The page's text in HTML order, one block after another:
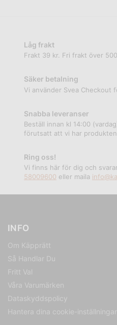
Låg frakt
Frakt 39 kr. Fri frakt över
Säker betalning
Vi använder Svea Checkout
Snabba leveranser
Beställ innan kl 14:00
förutsatt att vi har produkten
Ring oss!
Vi finns här för dig och
58009600 eller maila
INFO
Om Käpprätt
Så Handlar Du
Fritt Val
Våra Varumärken
Dataskyddspolicy
Hantera dina cookie-inställningar